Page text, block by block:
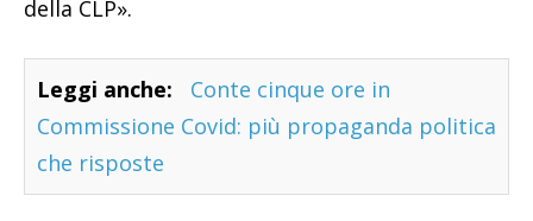
della CLP».
Leggi anche:
Conte cinque ore in
Commissione Covid: più propaganda politica
che risposte